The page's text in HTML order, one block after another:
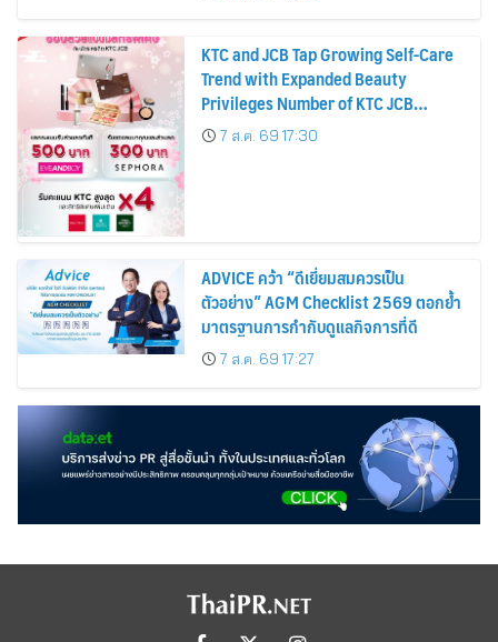
KTC and JCB Tap Growing Self-Care
Trend with Expanded Beauty
Privileges Number of KTC JCB
Cardmembers Spending on
Cosmetics Rises 26%
7 ส.ค. 69 17:30
ADVICE คว้า “ดีเยี่ยมสมควรเป็น
ตัวอย่าง” AGM Checklist 2569 ตอกย้ำ
มาตรฐานการกำกับดูแลกิจการที่ดี
7 ส.ค. 69 17:27